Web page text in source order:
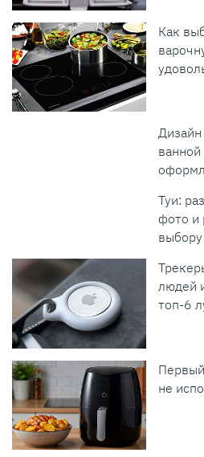
Как
Туи:
фото и
выбору
людей
топ-6
Первый
не